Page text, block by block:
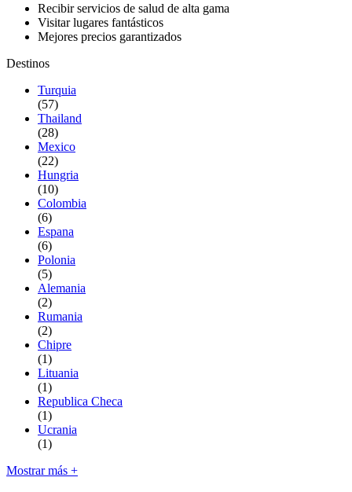
Recibir servicios de salud de alta gama
Visitar lugares fantásticos
Mejores precios garantizados
Destinos
Turquia
(57)
Thailand
(28)
Mexico
(22)
Hungria
(10)
Colombia
(6)
Espana
(6)
Polonia
(5)
Alemania
(2)
Rumania
(2)
Chipre
(1)
Lituania
(1)
Republica Checa
(1)
Ucrania
(1)
Mostrar más +